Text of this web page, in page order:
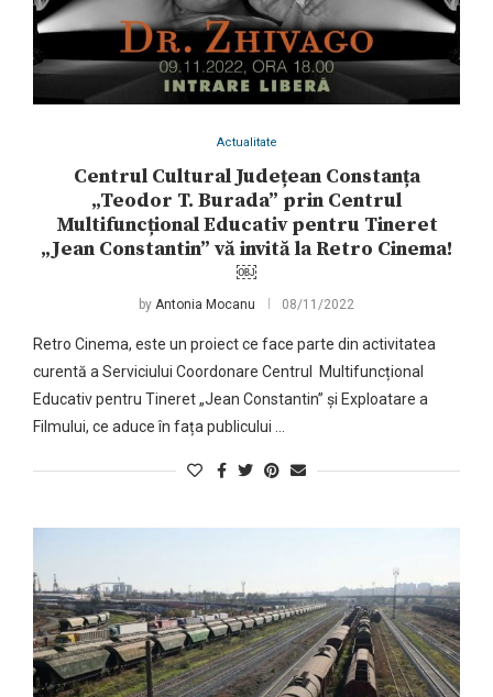
Actualitate
Centrul Cultural Județean Constanța
„Teodor T. Burada” prin Centrul
Multifuncțional Educativ pentru Tineret
„Jean Constantin” vă invită la Retro Cinema!
￼
by Antonia Mocanu 08/11/2022
Retro Cinema, este un proiect ce face parte din activitatea
curentă a Serviciului Coordonare Centrul Multifuncțional
Educativ pentru Tineret „Jean Constantin” și Exploatare a
Filmului, ce aduce în fața publicului …